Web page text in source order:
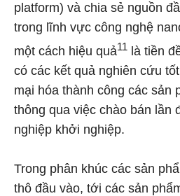
platform) và chia sẻ nguồn
trong lĩnh vực công nghệ
một cách hiệu quả11 là tiền
có các kết quả nghiên cứu
mại hóa thành công các sản
thông qua việc chào bán lần
nghiệp khởi nghiệp.
Trong phân khúc các sản
thô đầu vào, tới các sản